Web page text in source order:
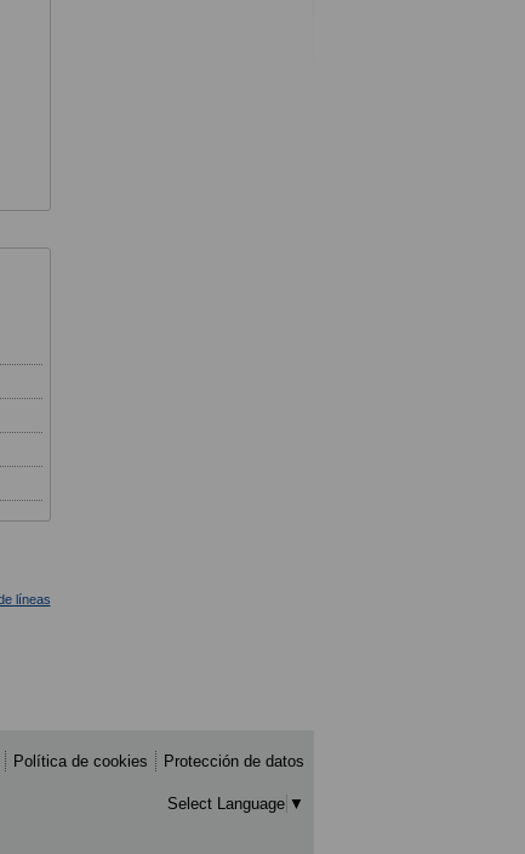
líneas
Política de cookies Protección de datos
Select Language ▼